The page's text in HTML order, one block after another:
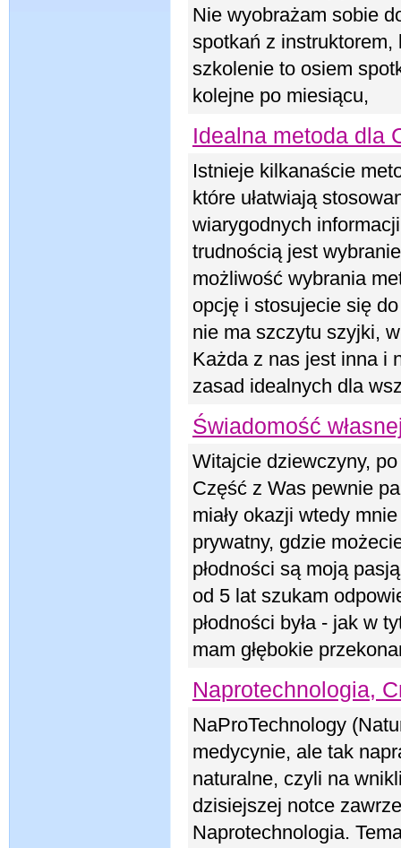
Nie wyobrażam sobie
spotkań z instruktorem,
szkolenie to osiem
kolejne po miesiącu,
Idealna metoda dla
Istnieje kilkanaście
które ułatwiają
wiarygodnych
trudnością jest
możliwość wybrania
opcję i stosujecie się
nie ma szczytu szyjki,
Każda z nas jest inna i
zasad idealnych dla
Świadomość
Witajcie dziewczyny,
Część z Was pewnie
miały okazji wtedy
prywatny, gdzie
płodności są moją
od 5 lat szukam
płodności była - jak w
mam głębokie
Naprotechnologia,
NaProTechnology
medycynie, ale tak
naturalne, czyli na
dzisiejszej notce
Naprotechnologia.